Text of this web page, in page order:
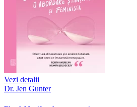
Vezi detalii
Dr. Jen Gunter